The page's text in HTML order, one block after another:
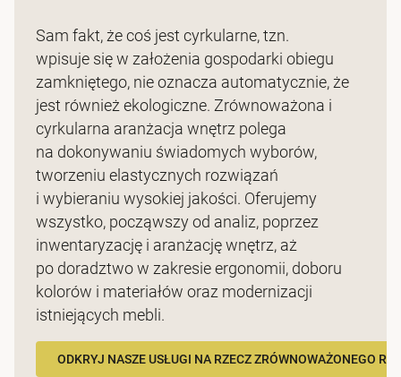
Sam fakt, że coś jest cyrkularne, tzn.
wpisuje się w założenia gospodarki obiegu
zamkniętego, nie oznacza automatycznie, że
jest również ekologiczne. Zrównoważona i
cyrkularna aranżacja wnętrz polega
na dokonywaniu świadomych wyborów,
tworzeniu elastycznych rozwiązań
i wybieraniu wysokiej jakości. Oferujemy
wszystko, począwszy od analiz, poprzez
inwentaryzację i aranżację wnętrz, aż
po doradztwo w zakresie ergonomii, doboru
kolorów i materiałów oraz modernizacji
istniejących mebli.
ODKRYJ NASZE USŁUGI NA RZECZ ZRÓWNOWAŻONEGO